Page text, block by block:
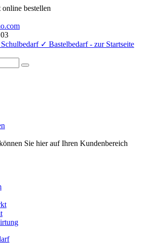
bestellen
Sie hier auf Ihren Kundenbereich